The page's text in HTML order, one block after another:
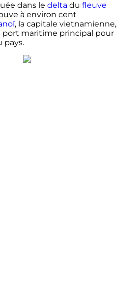
dans le delta du fleuve
à environ cent
, la capitale vietnamienne,
port maritime principal pour
pays.